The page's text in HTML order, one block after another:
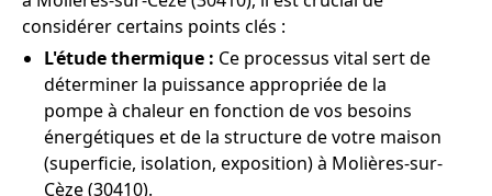
considérer certains points clés :
L'étude thermique : Ce processus vital sert de
déterminer la puissance appropriée de la
pompe à chaleur en fonction de vos besoins
énergétiques et de la structure de votre maison
(superficie, isolation, exposition) à Molières-sur-
Cèze (30410).